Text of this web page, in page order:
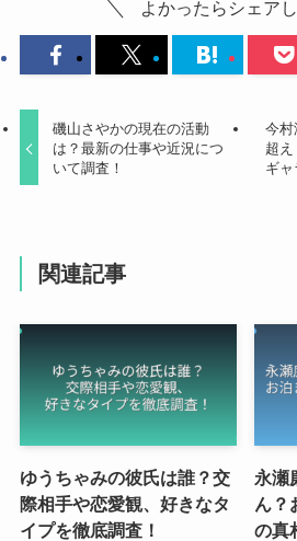
よかったらシェアし
磯山さやかの現在の活動
は？最新の仕事や近況につ
いて調査！
今村
超
ギャ
関連記事
ゆうちゃみの彼氏は誰？交
際相手や恋愛観、好きなタ
イプを徹底調査！
永瀬
ん？
の真